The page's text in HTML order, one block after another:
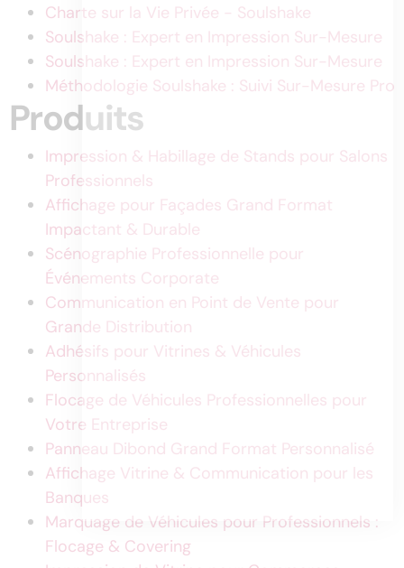
Charte sur la Vie Privée - Soulshake
Soulshake : Expert en Impression Sur-Mesure
Soulshake : Expert en Impression Sur-Mesure
Méthodologie Soulshake : Suivi Sur-Mesure Pro
Produits
Impression & Habillage de Stands pour Salons
Professionnels
Affichage pour Façades Grand Format
Impactant & Durable
Scénographie Professionnelle pour
Événements Corporate
Communication en Point de Vente pour
Grande Distribution
Adhésifs pour Vitrines & Véhicules
Personnalisés
Flocage de Véhicules Professionnelles pour
Votre Entreprise
Panneau Dibond Grand Format Personnalisé
Affichage Vitrine & Communication pour les
Banques
Marquage de Véhicules pour Professionnels :
Flocage & Covering